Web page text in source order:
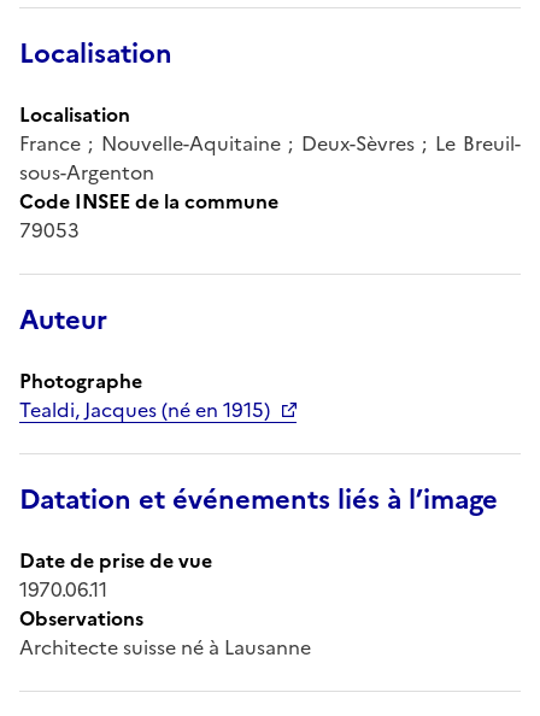
Localisation
Localisation
France ; Nouvelle-Aquitaine ; Deux-Sèvres ; Le Breuil-
sous-Argenton
Code INSEE de la commune
79053
Auteur
Photographe
Tealdi, Jacques (né en 1915)
Datation et événements liés à l’image
Date de prise de vue
1970.06.11
Observations
Architecte suisse né à Lausanne